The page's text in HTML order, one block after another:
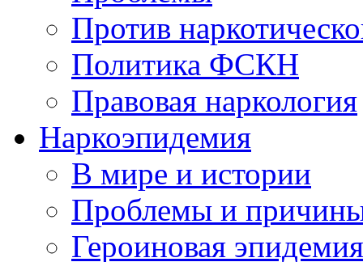
Против
Политика ФСКН
Правовая наркология
Наркоэпидемия
В мире и истории
Проблемы и
Героиновая эпидемия